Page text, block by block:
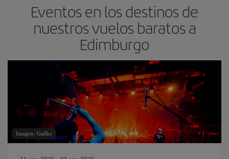
Eventos en los destinos de
nuestros vuelos baratos a
Edimburgo
Imagen: Gallks